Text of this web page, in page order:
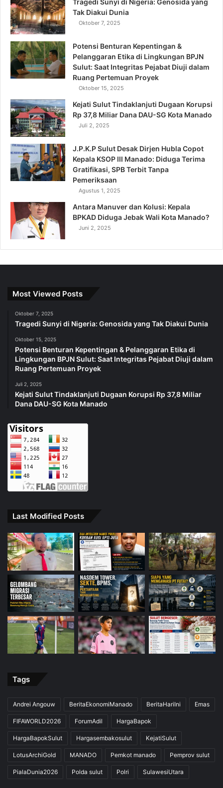
Tragedi Sunyi di Nigeria: Genosida yang
Tak Diakui Dunia
Oktober 7, 2025
Potensi Benturan Kepentingan &
Pelanggaran Etika di Lingkungan BPJN
Sulut: Saat Integritas Pejabat Diuji dalam
Ruang Pertemuan Proyek
Oktober 15, 2025
Kejati Sulut Tindaklanjuti Dugaan Korupsi
Rp 37,8 Miliar Dana DAU-SG Kota Manado
Juli 2, 2025
J.P.K.P Sulut Desak Dirjen Hubla Copot
Kepala KSOP III Manado: Diduga Terima
Gratifikasi, SPB Terbit Tanpa
Pemeriksaan
Agustus 1, 2025
Antara Manuver dan Kolusi: Kepala
BPKAD Diduga Jebak Wali Kota Manado?
Juni 2, 2025
Most Viewed Posts
Oktober 7, 2025
Tragedi Sunyi di Nigeria: Genosida yang Tak Diakui Dunia
Oktober 15, 2025
Potensi Benturan Kepentingan & Pelanggaran Etika di
Lingkungan BPJN Sulut: Saat Integritas Pejabat Diuji dalam
Ruang Pertemuan Proyek
Juli 2, 2025
Kejati Sulut Tindaklanjuti Dugaan Korupsi Rp 37,8 Miliar
Dana DAU-SG Kota Manado
Last Modified Posts
Tags
Andrei Angouw BeritaEkonomiManado BeritaHariIni Emas
FIFAWORLD2026 ForumAdil HargaBapok
HargaBapokSulut Hargasembakosulut KejatiSulut
LotusArchiGold MANADO Pemkot manado Pemprov sulut
PialaDunia2026 Polda sulut Polri SulawesiUtara